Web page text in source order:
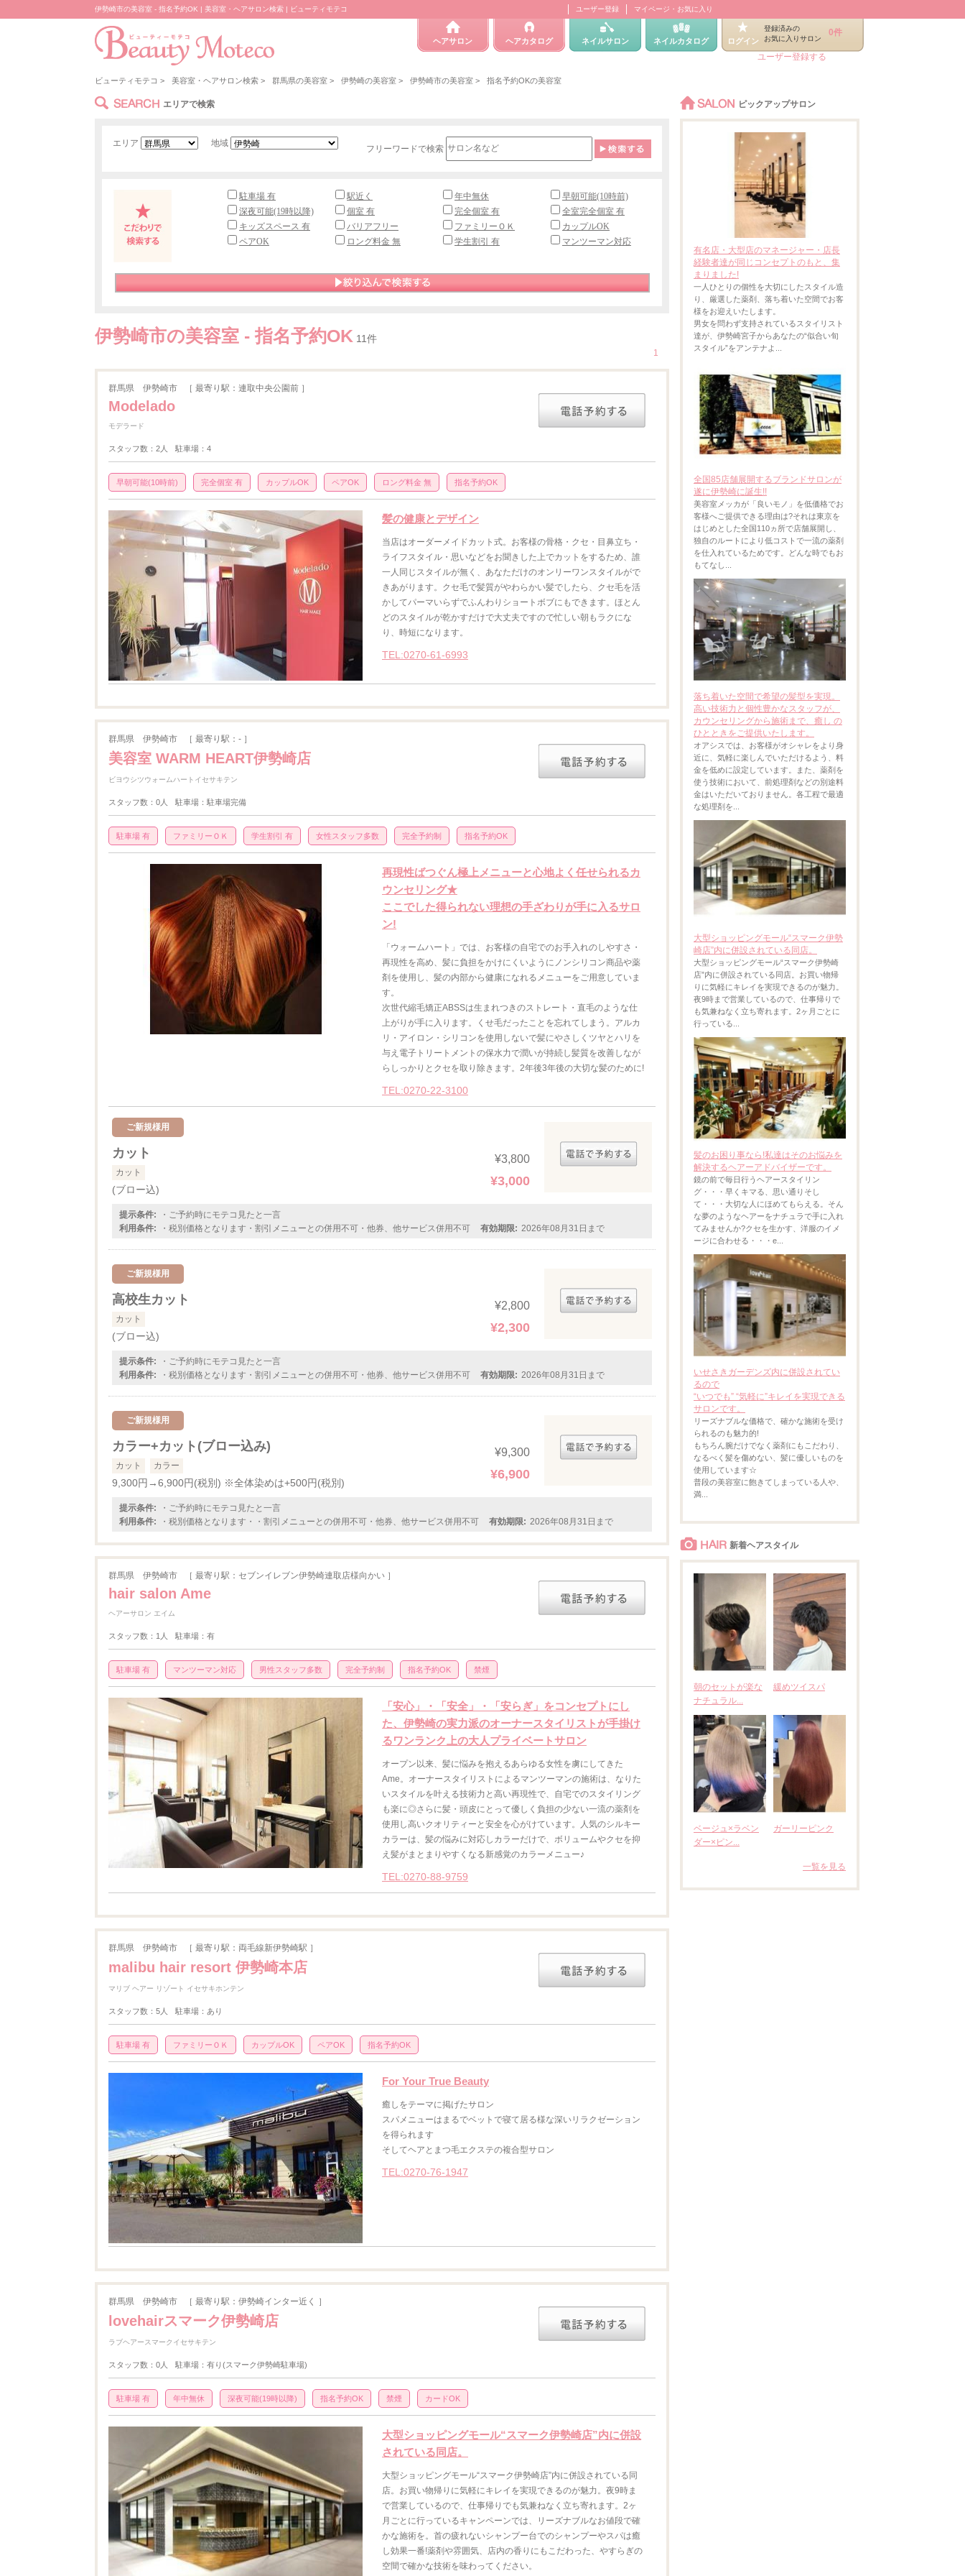
伊勢崎市の美容室 - 指名予約OK | 美容室・ヘアサロン検索 | ビューティモテコ ユーザー登録 マイページ・お気に入り
ヘアサロン ヘアカタログ ネイルサロン ネイルカタログ ログイン
登録済みの
お気に入りサロン
0件
ユーザー登録する
ビューティモテコ > 美容室・ヘアサロン検索 > 群馬県の美容室 > 伊勢崎の美容室 > 伊勢崎市の美容室 > 指名予約OKの美容室
SEARCH エリアで検索
エリア 地域
フリーワードで検索
駐車場 有 駅近く 年中無休
早朝可能(10時前)
深夜可能(19時以降)
個室 有 完全個室 有
全室完全個室 有
キッズスペース 有
バリアフリー ファミリーＯＫ
カップルOK
ペアOK
ロング料金 無 学生割引 有 マンツーマン対応
伊勢崎市の美容室 - 指名予約OK 11件
1
群馬県 伊勢崎市 ［ 最寄り駅：連取中央公園前 ］
Modelado
モデラード
スタッフ数：2人 駐車場：4
早朝可能(10時前) 完全個室 有 カップルOK ペアOK ロング料金 無 指名予約OK
髪の健康とデザイン
当店はオーダーメイドカット式。お客様の骨格・クセ・目鼻立ち・
ライフスタイル・思いなどをお聞きした上でカットをするため、誰
一人同じスタイルが無く、あなただけのオンリーワンスタイルがで
きあがります。クセ毛で髪質がやわらかい髪でしたら、クセ毛を活
かしてパーマいらずでふんわりショートボブにもできます。ほとん
どのスタイルが乾かすだけで大丈夫ですので忙しい朝もラクにな
り、時短になります。
TEL:0270-61-6993
群馬県 伊勢崎市 ［ 最寄り駅：- ］
美容室 WARM HEART伊勢崎店
ビヨウシツウォームハートイセサキテン
スタッフ数：0人 駐車場：駐車場完備
駐車場 有 ファミリーＯＫ 学生割引 有 女性スタッフ多数 完全予約制 指名予約OK
再現性ばつぐん極上メニューと心地よく任せられるカ
ウンセリング★
ここでした得られない理想の手ざわりが手に入るサロ
ン!
「ウォームハート」では、お客様の自宅でのお手入れのしやすさ・
再現性を高め、髪に負担をかけにくいようにノンシリコン商品や薬
剤を使用し、髪の内部から健康になれるメニューをご用意していま
す。
次世代縮毛矯正ABSSは生まれつきのストレート・直毛のような仕
上がりが手に入ります。くせ毛だったことを忘れてしまう。アルカ
リ・アイロン・シリコンを使用しないで髪にやさしくツヤとハリを
与え電子トリートメントの保水力で潤いが持続し髪質を改善しなが
らしっかりとクセを取り除きます。2年後3年後の大切な髪のために!
TEL:0270-22-3100
ご新規様用
カット
カット
(ブロー込)
¥3,800
¥3,000
提示条件:
・ご予約時にモテコ見たと一言
利用条件:
・税別価格となります・割引メニューとの併用不可・他券、他サービス併用不可 有効期限: 2026年08月31日まで
ご新規様用
高校生カット
カット
(ブロー込)
¥2,800
¥2,300
提示条件:
・ご予約時にモテコ見たと一言
利用条件:
・税別価格となります・割引メニューとの併用不可・他券、他サービス併用不可 有効期限: 2026年08月31日まで
ご新規様用
カラー+カット(ブロー込み)
カット カラー
9,300円→6,900円(税別) ※全体染めは+500円(税別)
¥9,300
¥6,900
提示条件:
・ご予約時にモテコ見たと一言
利用条件:
・税別価格となります・・割引メニューとの併用不可・他券、他サービス併用不可 有効期限: 2026年08月31日まで
群馬県 伊勢崎市 ［ 最寄り駅：セブンイレブン伊勢崎連取店様向かい ］
hair salon Ame
ヘアーサロン エイム
スタッフ数：1人 駐車場：有
駐車場 有 マンツーマン対応 男性スタッフ多数 完全予約制 指名予約OK 禁煙
「安心」・「安全」・「安らぎ」をコンセプトにし
た、伊勢崎の実力派のオーナースタイリストが手掛け
るワンランク上の大人プライベートサロン
オープン以来、髪に悩みを抱えるあらゆる女性を虜にしてきた
Ame。オーナースタイリストによるマンツーマンの施術は、なりた
いスタイルを叶える技術力と高い再現性で、自宅でのスタイリング
も楽に◎さらに髪・頭皮にとって優しく負担の少ない一流の薬剤を
使用し高いクオリティーと安全を心がけています。人気のシルキー
カラーは、髪の悩みに対応しカラーだけで、ボリュームやクセを抑
え髪がまとまりやすくなる新感覚のカラーメニュー♪
TEL:0270-88-9759
群馬県 伊勢崎市 ［ 最寄り駅：両毛線新伊勢崎駅 ］
malibu hair resort 伊勢崎本店
マリブ ヘアー リゾート イセサキホンテン
スタッフ数：5人 駐車場：あり
駐車場 有 ファミリーＯＫ カップルOK ペアOK 指名予約OK
For Your True Beauty
癒しをテーマに掲げたサロン
スパメニューはまるでベットで寝て居る様な深いリラクゼーション
を得られます
そしてヘアとまつ毛エクステの複合型サロン
TEL:0270-76-1947
群馬県 伊勢崎市 ［ 最寄り駅：伊勢崎インター近く ］
lovehairスマーク伊勢崎店
ラブヘアースマークイセサキテン
スタッフ数：0人 駐車場：有り(スマーク伊勢崎駐車場)
駐車場 有 年中無休 深夜可能(19時以降) 指名予約OK 禁煙 カードOK
大型ショッピングモール“スマーク伊勢崎店”内に併設
されている同店。
大型ショッピングモール“スマーク伊勢崎店”内に併設されている同
店。お買い物帰りに気軽にキレイを実現できるのが魅力。夜9時ま
で営業しているので、仕事帰りでも気兼ねなく立ち寄れます。2ヶ
月ごとに行っているキャンペーンでは、リーズナブルなお値段で確
かな施術を。首の疲れないシャンプー台でのシャンプーやスパは癒
し効果一番!薬剤や雰囲気、店内の香りにもこだわった、やすらぎの
空間で確かな技術を味わってください。
SALON ピックアップサロン
有名店・大型店のマネージャー・店長
経験者達が同じコンセプトのもと、集
まりました!
一人ひとりの個性を大切にしたスタイル造
り、厳選した薬剤、落ち着いた空間でお客
様をお迎えいたします。
男女を問わず支持されているスタイリスト
達が、伊勢崎宮子からあなたの“似合い旬
スタイル”をアンテナよ...
全国85店舗展開するブランドサロンが
遂に伊勢崎に誕生!!
美容室メッカが「良いモノ」を低価格でお
客様へご提供できる理由は?それは東京を
はじめとした全国110ヵ所で店舗展開し、
独自のルートにより低コストで一流の薬剤
を仕入れているためです。どんな時でもお
もてなし...
落ち着いた空間で希望の髪型を実現。
高い技術力と個性豊かなスタッフが、
カウンセリングから施術まで、癒し の
ひとときをご提供いたします。
オアシスでは、お客様がオシャレをより身
近に、気軽に楽しんでいただけるよう、料
金を低めに設定しています。また、薬剤を
使う技術において、前処理剤などの別途料
金はいただいておりません。各工程で最適
な処理剤を...
大型ショッピングモール“スマーク伊勢
崎店”内に併設されている同店。
大型ショッピングモール“スマーク伊勢崎
店”内に併設されている同店。お買い物帰
りに気軽にキレイを実現できるのが魅力。
夜9時まで営業しているので、仕事帰りで
も気兼ねなく立ち寄れます。2ヶ月ごとに
行っている...
髪のお困り事なら!私達はそのお悩みを
解決するヘアーアドバイザーです。
鏡の前で毎日行うヘアースタイリン
グ・・・早くキマる、思い通りそし
て・・・大切な人にほめてもらえる。そん
な夢のようなヘアーをナチュラで手に入れ
てみませんか?クセを生かす、洋服のイメ
ージに合わせる・・・e...
いせさきガーデンズ内に併設されてい
るので
“いつでも” “気軽に”キレイを実現できる
サロンです。
リーズナブルな価格で、確かな施術を受け
られるのも魅力的!
もちろん腕だけでなく薬剤にもこだわり、
なるべく髪を傷めない、髪に優しいものを
使用しています☆
普段の美容室に飽きてしまっている人や、
満...
HAIR 新着ヘアスタイル
朝のセットが楽な
ナチュラル...
緩めツイスパ
ベージュ×ラベン
ダー×ピン...
ガーリーピンク
一覧を見る